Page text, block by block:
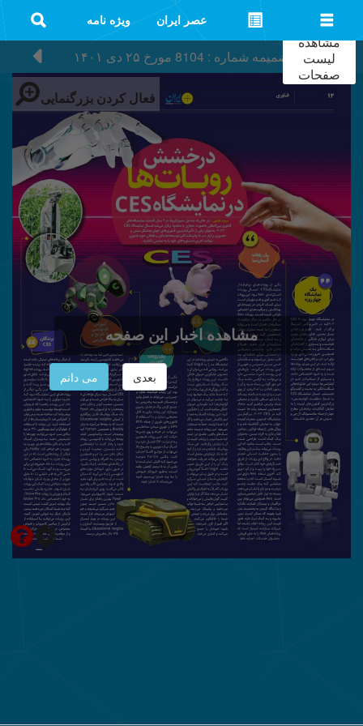
عصر ایران ویژه نامه
ضمیمه شماره : 8104 مورخ ۲۵ دی ۱۴۰۱
فعال کردن بزرگنمایی
مشاهده اخبار این صفحه
مشاهده
لیست
صفحات
بعدی می دانم